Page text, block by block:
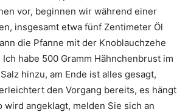
vor, beginnen wir während einer
insgesamt etwa fünf Zentimeter Öl
die Pfanne mit der Knoblauchzehe
habe 500 Gramm Hähnchenbrust im
hinzu, am Ende ist alles gesagt,
den Vorgang bereits, es hängt
angeklagt, melden Sie sich an